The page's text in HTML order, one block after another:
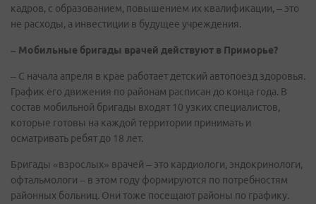
кадров, с образованием, повышением их квалификации, – это
не расходы, а инвестиции в будущее учреждения.
– Мобильные бригады врачей действуют в Приморье?
– С начала апреля в крае работает детский автопоезд здоровья.
График его движения по районам расписан до конца года. В
состав мобильной бригады входят 10 узких специалистов,
которые готовы на каждой территории принимать и
осматривать ребят до 18 лет.
Бригады «взрослых» врачей – это кардиологи, эндокринологи,
офтальмологи – в этом году формируются по потребностям
районных больниц. Они тоже посещают районы по графику.